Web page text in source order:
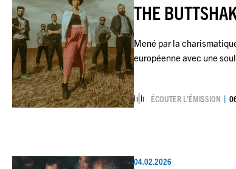
THE
Mené par la
européenne avec une
ÉCOUTER L’ÉMISSION
04.02.2026